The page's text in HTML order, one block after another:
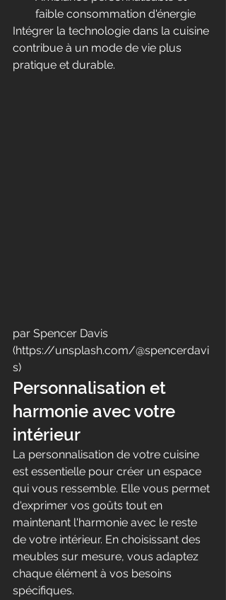
faible consommation d'énergie
Intégrer la technologie dans la cuisine
contribue à un mode de vie plus
pratique et durable.
par Spencer Davis
(https://unsplash.com/@spencerdavi
s)
Personnalisation et
harmonie avec votre
intérieur
La personnalisation de votre cuisine
est essentielle pour créer un espace
qui vous ressemble. Elle vous permet
d'exprimer vos goûts tout en
maintenant l'harmonie avec le reste
de votre intérieur. En choisissant des
meubles sur mesure, vous adaptez
chaque élément à vos besoins
spécifiques.